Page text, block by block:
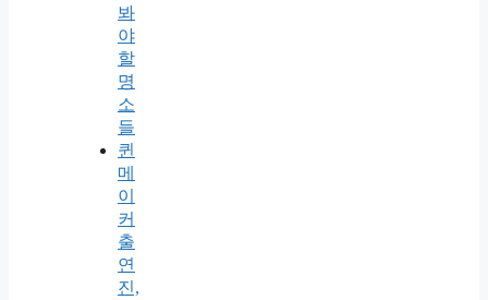
봐
야
할
명
소
들
퀸
메
이
커
출
연
진,